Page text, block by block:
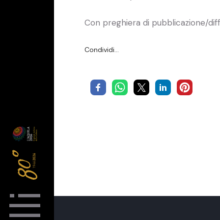
Con preghiera di pubblicazione/
Condividi…